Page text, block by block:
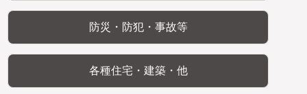
防災・防犯・事故等
各種住宅・建築・他